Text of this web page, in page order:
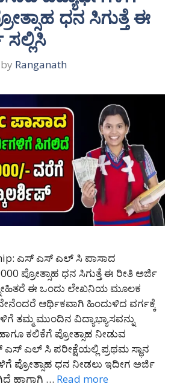
ಧನ ಸಿಗುತ್ತೆ ಈ
by Ranganath
ಎಸ್ ಎಸ್ ಎಲ್ ಸಿ ಪಾಸಾದ
ಪ್ರೋತ್ಸಾಹ ಧನ ಸಿಗುತ್ತೆ ಈ ರೀತಿ ಅರ್ಜಿ
ಈ ಒಂದು ಲೇಖನಿಯ ಮೂಲಕ
ಆರ್ಥಿಕವಾಗಿ ಹಿಂದುಳಿದ ವರ್ಗಕ್ಕೆ
ತಮ್ಮ ಮುಂದಿನ ವಿದ್ಯಾಭ್ಯಾಸವನ್ನು
ಕಲಿಕೆಗೆ ಪ್ರೋತ್ಸಾಹ ನೀಡುವ
ಎಲ್ ಸಿ ಪರೀಕ್ಷೆಯಲ್ಲಿ ಪ್ರಥಮ ಸ್ಥಾನ
ಪ್ರೋತ್ಸಾಹ ಧನ ನೀಡಲು ಇದೀಗ ಅರ್ಜಿ
ಹಾಗಾಗಿ … Read more